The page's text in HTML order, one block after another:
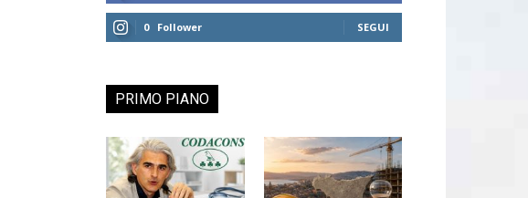
0 Follower SEGUI
PRIMO PIANO